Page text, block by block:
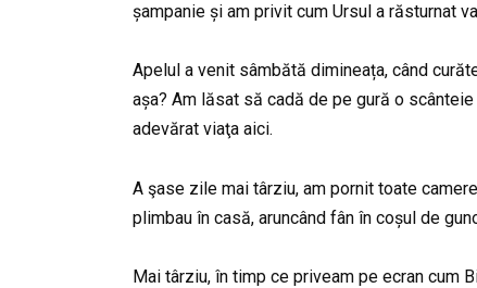
șampanie și am privit cum Ursul a răsturnat
Apelul a venit sâmbătă dimineața, când
așa? Am lăsat să cadă de pe gură o
adevărat viaţa aici.
A şase zile mai târziu, am pornit toate
plimbau în casă, aruncând fân în coșul de
Mai târziu, în timp ce priveam pe ecran cum